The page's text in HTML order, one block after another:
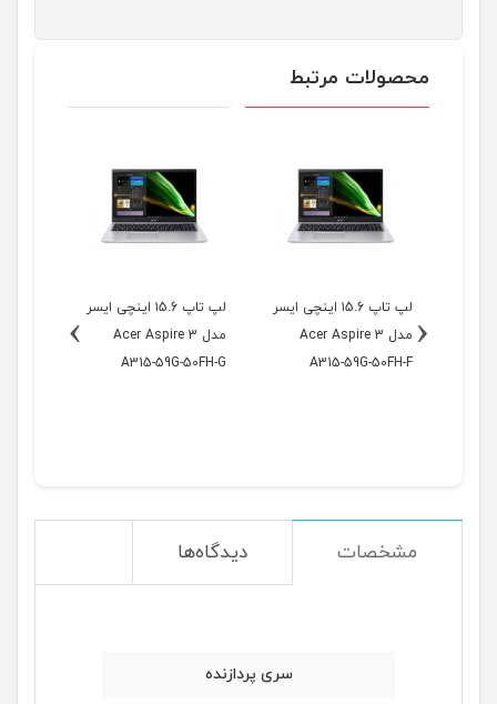
محصولات مرتبط
لپ تاپ ۱5.6 اینچی ایسر
مدل Acer Aspire 3
A315-59G-50FH-F
لپ تاپ ۱5.6 اینچی ایسر
مدل Acer Aspire 3
A315-59G-50FH-G
‹
›
مشخصات دیدگاه‌ها
سری پردازنده